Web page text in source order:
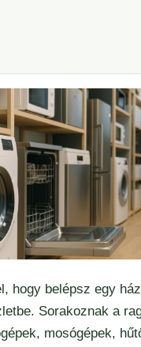
hogy belépsz egy
Sorakoznak a
mosógépek,